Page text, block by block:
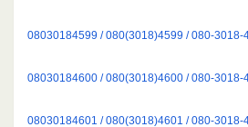
08030184599 / 080(3018)4599 / 080-3018-
08030184600 / 080(3018)4600 / 080-3018-
08030184601 / 080(3018)4601 / 080-3018-